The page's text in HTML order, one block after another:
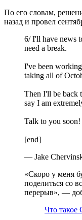
По его словам,
назад и провел
6/ I'll have news
need a break.
I've been
taking all of
Then I'll be back
say I am
Talk to you
[end]
— Jake
«Скоро у меня
поделиться со
перерыв», —
Что такое